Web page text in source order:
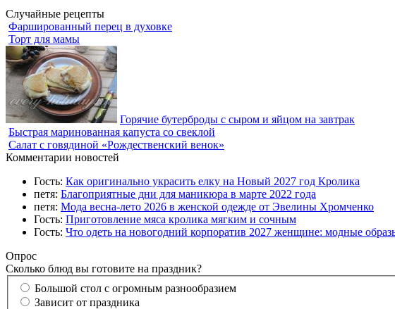
Случайные рецепты
Фаршированный перец в духовке
Торт для мамы
Горячие бутерброды с сыром и яйцом на завтрак
Быстрая маринованная капуста со свеклой
Салат с говядиной «Рождественский венок»
Комментарии новостей
Гость: Как оригинально украсить елку на Новый 2027 год Кролика
петя: Благоприятные дни для маникюра в марте 2022 года
петя: Мода весна-лето 2026 в женской одежде от Эвелины Хромченко
Гость: Приготовление мяса кролика мягким и сочным
Гость: Что одеть на новогодний корпоратив 2027 женщине: модные
Опрос
Сколько блюд вы готовите на праздник?
Большой стол с огромным разнообразием
Зависит от праздника